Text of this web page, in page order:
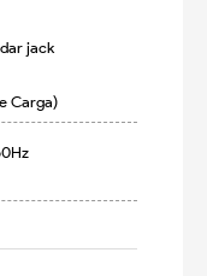
jack
Carga)